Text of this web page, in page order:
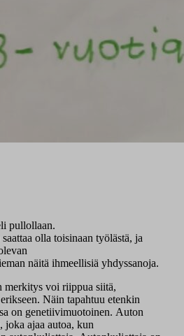
pullollaan.
olla toisinaan työlästä, ja
näitä ihmeellisiä yhdyssanoja.
merkitys voi riippua siitä,
Näin tapahtuu etenkin
on genetiivimuotoinen. Auton
joka ajaa autoa, kun